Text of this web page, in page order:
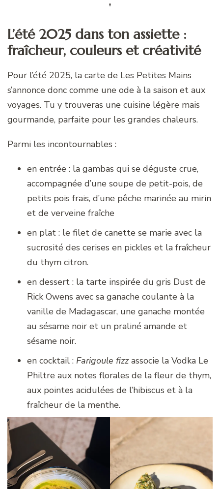
L’été 2025 dans ton assiette :
fraîcheur, couleurs et créativité
Pour l’été 2025, la carte de Les Petites Mains
s’annonce donc comme une ode à la saison et aux
voyages. Tu y trouveras une cuisine légère mais
gourmande, parfaite pour les grandes chaleurs.
Parmi les incontournables :
en entrée : la gambas qui se déguste crue,
accompagnée d’une soupe de petit-pois, de
petits pois frais, d’une pêche marinée au mirin
et de verveine fraîche
en plat : le filet de canette se marie avec la
sucrosité des cerises en pickles et la fraîcheur
du thym citron.
en dessert : la tarte inspirée du gris Dust de
Rick Owens avec sa ganache coulante à la
vanille de Madagascar, une ganache montée
au sésame noir et un praliné amande et
sésame noir.
en cocktail : Farigoule fizzassocie la Vodka Le
Philtre aux notes florales de la fleur de thym,
aux pointes acidulées de l’hibiscus et à la
fraîcheur de la menthe.